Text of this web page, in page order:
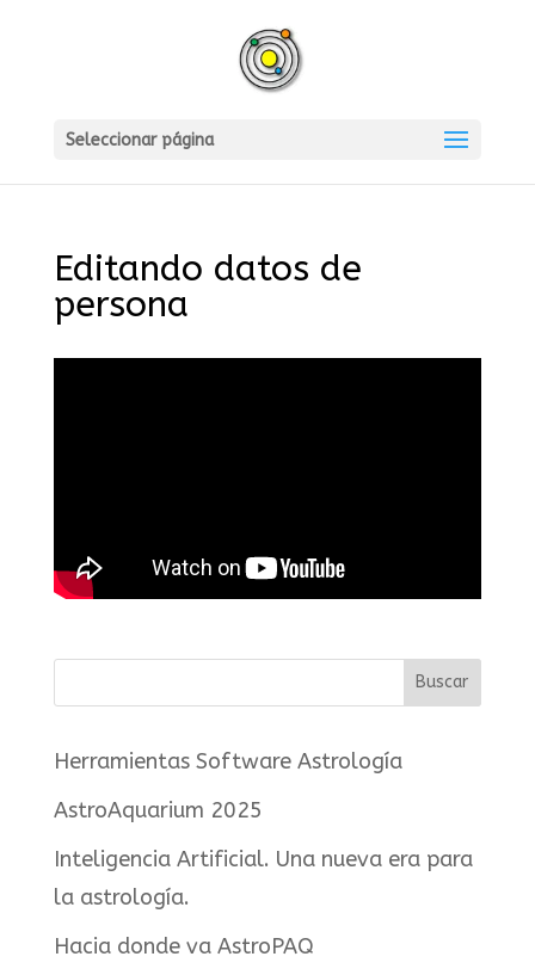
Seleccionar página
Editando datos de
persona
Herramientas Software Astrología
AstroAquarium 2025
Inteligencia Artificial. Una nueva era para
la astrología.
Hacia donde va AstroPAQ